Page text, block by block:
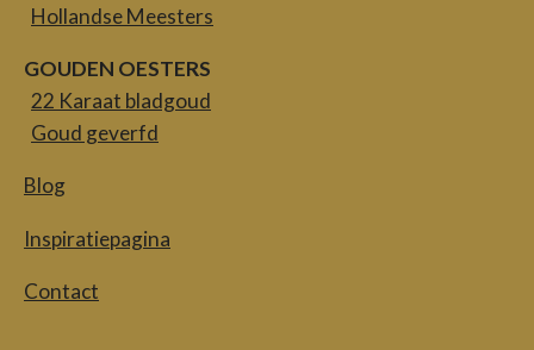
Hollandse Meesters
GOUDEN OESTERS
22 Karaat bladgoud
Goud geverfd
Blog
Inspiratiepagina
Contact